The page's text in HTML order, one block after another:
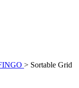
> Sortable Grid